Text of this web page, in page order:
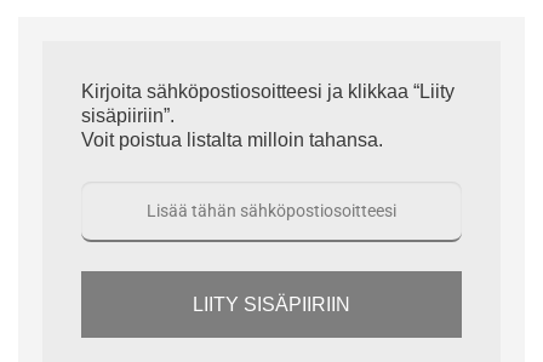
Kirjoita sähköpostiosoitteesi ja klikkaa “Liity
sisäpiiriin”.
Voit poistua listalta milloin tahansa.
LIITY SISÄPIIRIIN